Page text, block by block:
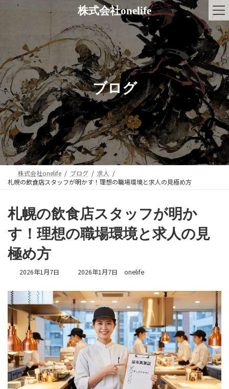
ス
キ
ッ
プ
ン
に
移
動
株式会社onelife
ブログ
株式会社onelife ブログ
求人
札幌の飲食店スタッフが明かす！理想の職場環境と求人の見極め方
札幌の飲食店スタッフが明か
す！理想の職場環境と求人の見
極め方
2026年1月7日
最
更
新
日
時
:
2026年1月7日 onelife